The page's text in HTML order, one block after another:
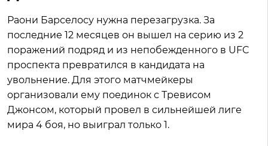
Раони Барселосу нужна перезагрузка. За
последние 12 месяцев он вышел на серию из 2
поражений подряд и из непобежденного в UFC
проспекта превратился в кандидата на
увольнение. Для этого матчмейкеры
организовали ему поединок с Тревисом
Джонсом, который провел в сильнейшей лиге
мира 4 боя, но выиграл только 1.